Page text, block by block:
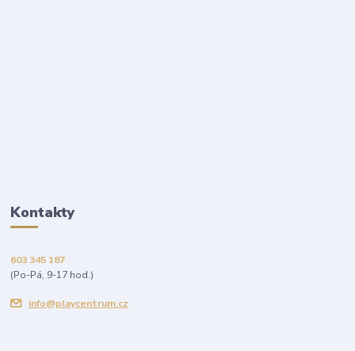
Kontakty
603 345 187
(Po-Pá, 9-17 hod.)
info@playcentrum.cz